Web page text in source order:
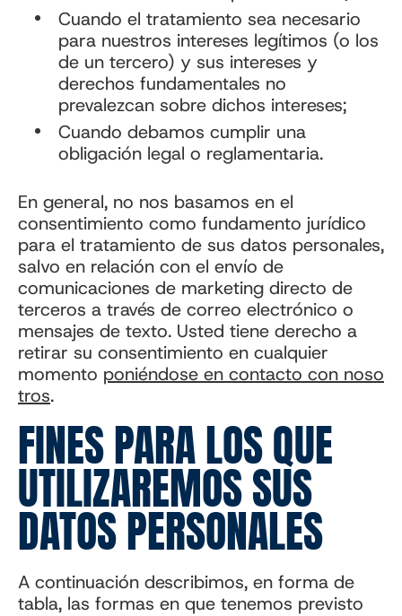
Cuando el tratamiento sea necesario
para nuestros intereses legítimos (o los
de un tercero) y sus intereses y
derechos fundamentales no
prevalezcan sobre dichos intereses;
Cuando debamos cumplir una
obligación legal o reglamentaria.
En general, no nos basamos en el
consentimiento como fundamento jurídico
para el tratamiento de sus datos personales,
salvo en relación con el envío de
comunicaciones de marketing directo de
terceros a través de correo electrónico o
mensajes de texto. Usted tiene derecho a
retirar su consentimiento en cualquier
momento poniéndose en contacto con noso
tros.
FINES PARA LOS QUE
UTILIZAREMOS SUS
DATOS PERSONALES
A continuación describimos, en forma de
tabla, las formas en que tenemos previsto